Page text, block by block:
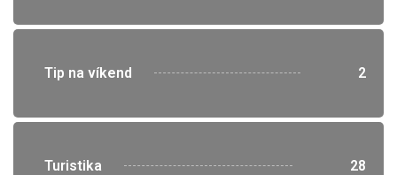
Tip na víkend 2
Turistika 28